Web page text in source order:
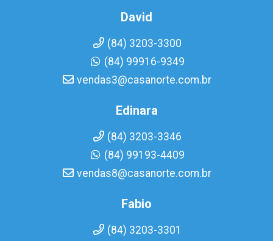
David
(84) 3203-3300
(84) 99916-9349
vendas3@casanorte.com.br
Edinara
(84) 3203-3346
(84) 99193-4409
vendas8@casanorte.com.br
Fabio
(84) 3203-3301